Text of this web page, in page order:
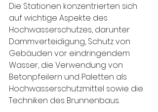
Die Stationen konzentrierten sich
auf wichtige Aspekte des
Hochwasserschutzes, darunter
Dammverteidigung, Schutz von
Gebäuden vor eindringendem
Wasser, die Verwendung von
Betonpfeilern und Paletten als
Hochwasserschutzmittel sowie die
Techniken des Brunnenbaus.